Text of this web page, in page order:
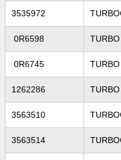
3535972
0R6598
0R6745
1262286
3563510
3563514